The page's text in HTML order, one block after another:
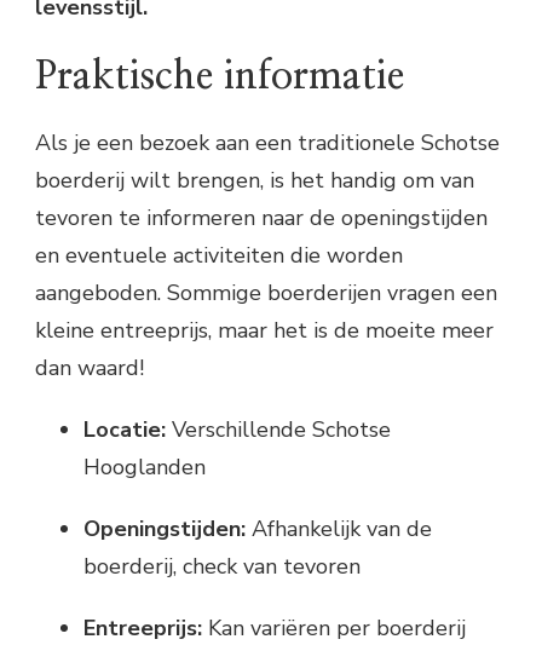
levensstijl.
Praktische informatie
Als je een bezoek aan een traditionele Schotse
boerderij wilt brengen, is het handig om van
tevoren te informeren naar de openingstijden
en eventuele activiteiten die worden
aangeboden. Sommige boerderijen vragen een
kleine entreeprijs, maar het is de moeite meer
dan waard!
Locatie: Verschillende Schotse
Hooglanden
Openingstijden: Afhankelijk van de
boerderij, check van tevoren
Entreeprijs: Kan variëren per boerderij